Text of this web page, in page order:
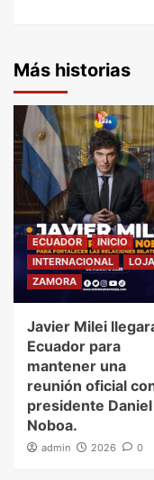
Más historias
ECUADOR
INICIO
INTERNACIONAL
LOJA
ZAMORA
Javier Milei
Ecuador para
mantener una
reunión oficial
presidente Daniel
Noboa.
admin 2026 0